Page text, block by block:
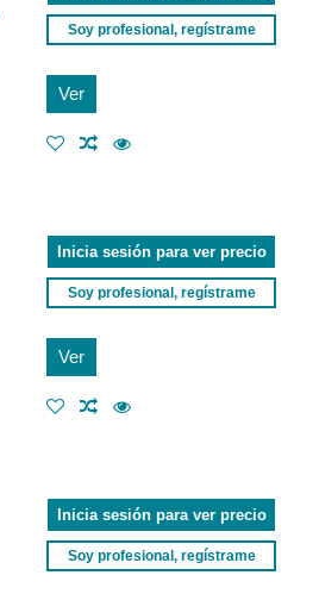
Soy profesional, regístrame
Ver
Inicia sesión para ver precio
Soy profesional, regístrame
Ver
Inicia sesión para ver precio
Soy profesional, regístrame